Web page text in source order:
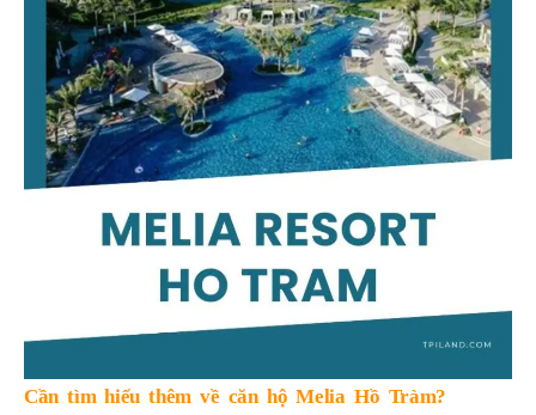
Cần tìm hiểu thêm về căn hộ Melia Hồ Tràm?